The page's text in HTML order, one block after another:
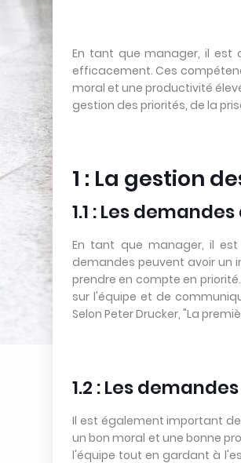
En tant que manager, il est
efficacement. Ces
moral et une productivité
gestion des priorités, de la
1 : La gestion
1.1 : Les
En tant que manager, il
demandes peuvent avoir un
prendre en compte en
sur l'équipe et de
Selon Peter Drucker, "La
1.2 : Les
Il est également important
un bon moral et une bonne
l'équipe tout en gardant à